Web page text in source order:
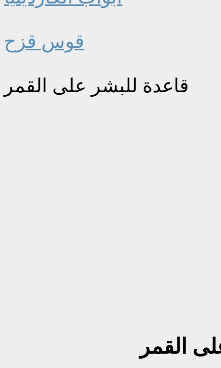
قوس قزح
قاعدة للبشر على القمر
القمر